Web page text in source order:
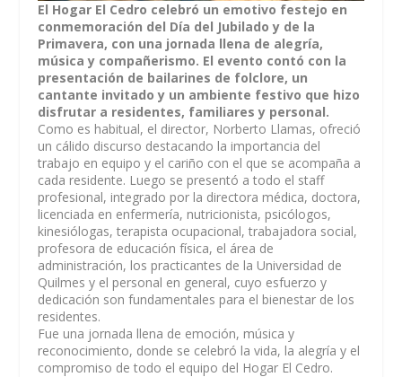
El Hogar El Cedro celebró un emotivo festejo en
conmemoración del Día del Jubilado y de la
Primavera, con una jornada llena de alegría,
música y compañerismo. El evento contó con la
presentación de bailarines de folclore, un
cantante invitado y un ambiente festivo que hizo
disfrutar a residentes, familiares y personal.
Como es habitual, el director, Norberto Llamas, ofreció
un cálido discurso destacando la importancia del
trabajo en equipo y el cariño con el que se acompaña a
cada residente. Luego se presentó a todo el staff
profesional, integrado por la directora médica, doctora,
licenciada en enfermería, nutricionista, psicólogos,
kinesiólogas, terapista ocupacional, trabajadora social,
profesora de educación física, el área de
administración, los practicantes de la Universidad de
Quilmes y el personal en general, cuyo esfuerzo y
dedicación son fundamentales para el bienestar de los
residentes.
Fue una jornada llena de emoción, música y
reconocimiento, donde se celebró la vida, la alegría y el
compromiso de todo el equipo del Hogar El Cedro.